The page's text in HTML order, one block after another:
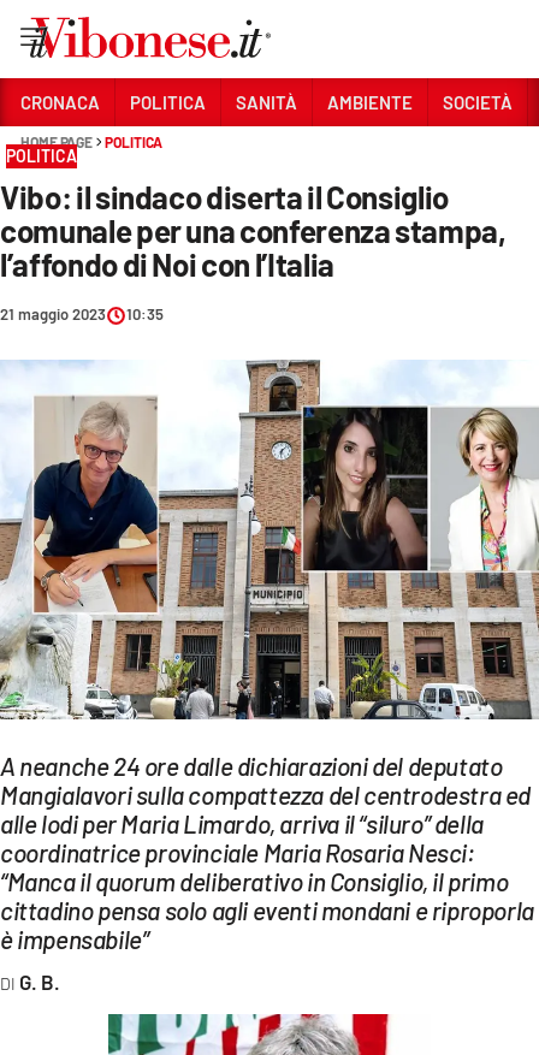
Sezioni
CRONACA
POLITICA
SOCIETÀ
CULTURA
ECONOMIA E LAVORO
EVENTI
SPORT
Streaming
LAC TV
LAC NETWORK
LAC ONAIR
LaC
Network
LACPLAY.IT
CRONACA POLITICA SANITÀ AMBIENTE SOCIETÀ
HOME PAGE POLITICA
POLITICA
Vibo: il sindaco diserta il Consiglio
comunale per una conferenza stampa,
l’affondo di Noi con l’Italia
21 maggio 2023 10:35
A neanche 24 ore dalle dichiarazioni del deputato
Mangialavori sulla compattezza del centrodestra ed
alle lodi per Maria Limardo, arriva il “siluro” della
coordinatrice provinciale Maria Rosaria Nesci:
“Manca il quorum deliberativo in Consiglio, il primo
cittadino pensa solo agli eventi mondani e riproporla
è impensabile”
G. B.